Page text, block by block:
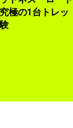
極の1台トレッ